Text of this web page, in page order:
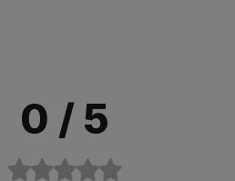
0 / 5